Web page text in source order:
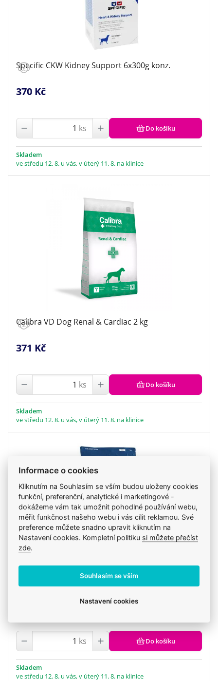
Specific CKW Kidney Support 6x300g konz.
370 Kč
ks Do košíku
Skladem
ve středu 12. 8. u vás, v úterý 11. 8. na klinice
Calibra VD Dog Renal & Cardiac 2 kg
371 Kč
ks Do košíku
Skladem
ve středu 12. 8. u vás, v úterý 11. 8. na klinice
Specific CKD Heart & Kidney Support 2 kg
ks Do košíku
Skladem
ve středu 12. 8. u vás, v úterý 11. 8. na klinice
Informace o cookies
Kliknutím na Souhlasím se vším budou uloženy cookies
funkční, preferenční, analytické i marketingové -
dokážeme vám tak umožnit pohodlné používání webu,
měřit funkčnost našeho webu i vás cílit reklamou. Své
preference můžete snadno upravit kliknutím na
Nastavení cookies. Kompletní politiku si můžete přečíst
zde.
Souhlasím se vším
Nastavení cookies